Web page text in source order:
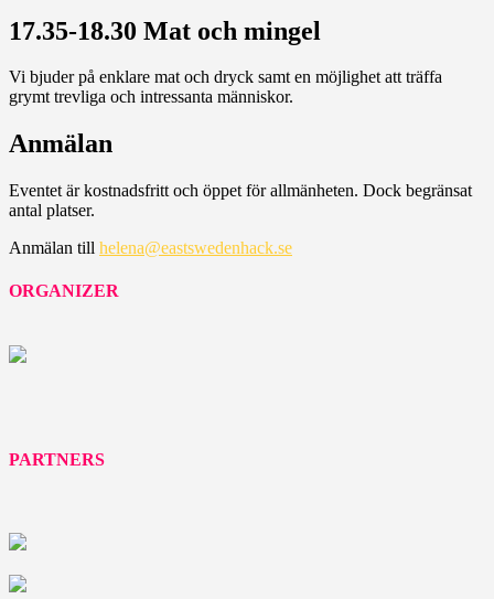
17.35-18.30 Mat och mingel
Vi bjuder på enklare mat och dryck samt en möjlighet att träffa
grymt trevliga och intressanta människor.
Anmälan
Eventet är kostnadsfritt och öppet för allmänheten. Dock begränsat
antal platser.
Anmälan till helena@eastswedenhack.se
ORGANIZER
PARTNERS